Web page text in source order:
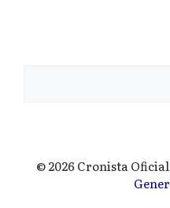
© 2026 Cronista